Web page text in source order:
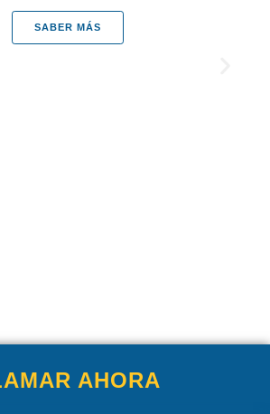
SABER MÁS
AHORA